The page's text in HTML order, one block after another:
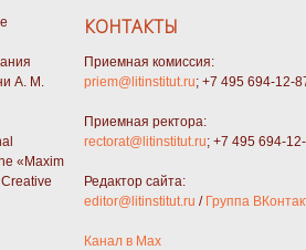
А. М.
«Maxim
КОНТАКТЫ
Приемная комиссия:
priem@litinstitut.ru; +7 495 694-12-
Приемная ректора:
rectorat@litinstitut.ru; +7 495 694-
Редактор сайта:
editor@litinstitut.ru / Группа
Канал в Max